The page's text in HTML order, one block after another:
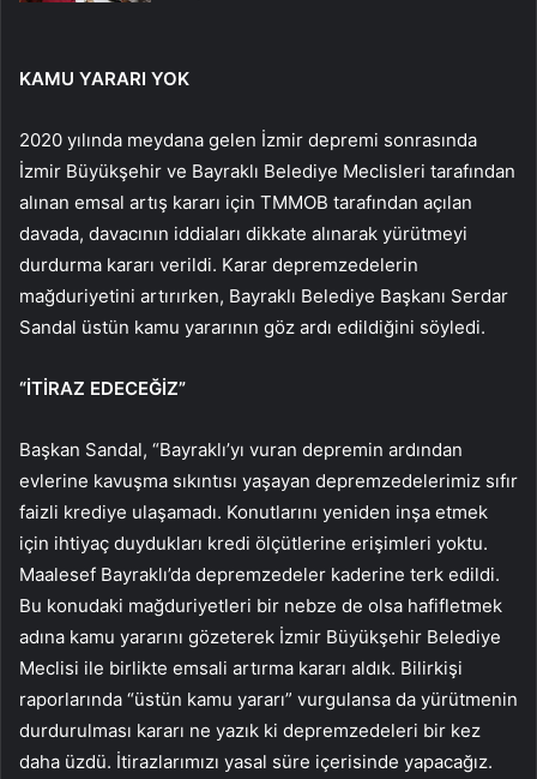
KAMU YARARI YOK
2020 yılında meydana gelen İzmir depremi sonrasında
İzmir Büyükşehir ve Bayraklı Belediye Meclisleri tarafından
alınan emsal artış kararı için TMMOB tarafından açılan
davada, davacının iddiaları dikkate alınarak yürütmeyi
durdurma kararı verildi. Karar depremzedelerin
mağduriyetini artırırken, Bayraklı Belediye Başkanı Serdar
Sandal üstün kamu yararının göz ardı edildiğini söyledi.
“İTİRAZ EDECEĞİZ”
Başkan Sandal, “Bayraklı’yı vuran depremin ardından
evlerine kavuşma sıkıntısı yaşayan depremzedelerimiz sıfır
faizli krediye ulaşamadı. Konutlarını yeniden inşa etmek
için ihtiyaç duydukları kredi ölçütlerine erişimleri yoktu.
Maalesef Bayraklı’da depremzedeler kaderine terk edildi.
Bu konudaki mağduriyetleri bir nebze de olsa hafifletmek
adına kamu yararını gözeterek İzmir Büyükşehir Belediye
Meclisi ile birlikte emsali artırma kararı aldık. Bilirkişi
raporlarında “üstün kamu yararı” vurgulansa da yürütmenin
durdurulması kararı ne yazık ki depremzedeleri bir kez
daha üzdü. İtirazlarımızı yasal süre içerisinde yapacağız.